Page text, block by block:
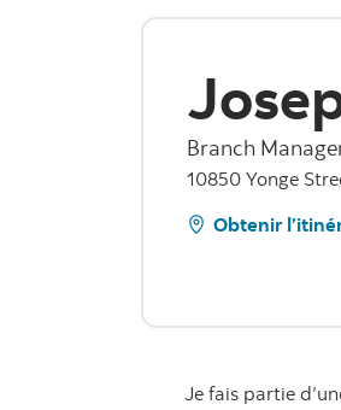
Branch
10850 Yonge
Obtenir
Je fais partie